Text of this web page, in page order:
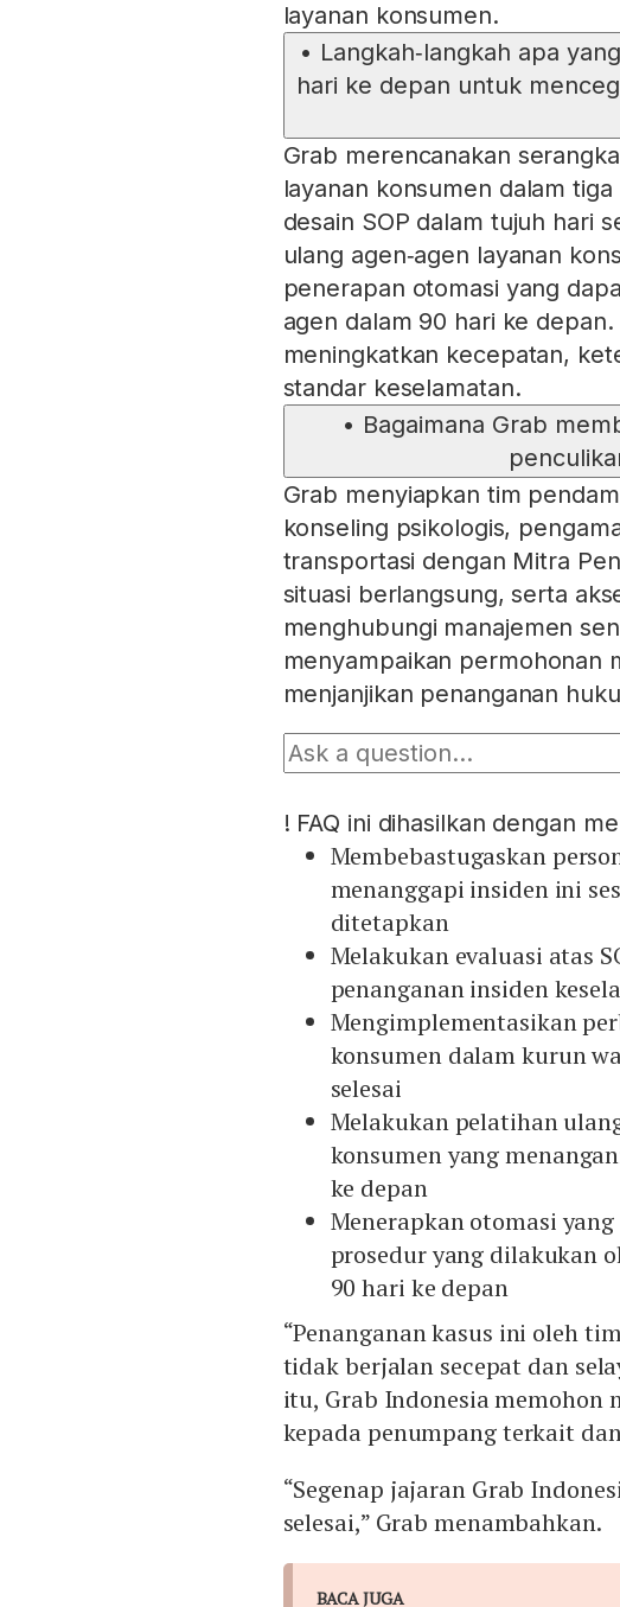
layanan konsumen.
• Langkah‑langkah apa
hari ke depan untuk
Grab merencanakan
layanan konsumen dalam
desain SOP dalam tujuh hari
ulang agen‑agen layanan
penerapan otomasi yang
agen dalam 90 hari ke
meningkatkan kecepatan,
standar keselamatan.
• Bagaimana Grab
Grab menyiapkan tim
konseling psikologis,
transportasi dengan Mitra
situasi berlangsung, serta
menghubungi manajemen
menyampaikan permohonan
menjanjikan penanganan
! FAQ ini dihasilkan dengan
Membebastugaskan
menanggapi insiden ini
ditetapkan
Melakukan evaluasi atas
penanganan insiden
Mengimplementasikan
konsumen dalam kurun
selesai
Melakukan pelatihan
konsumen yang
ke depan
Menerapkan otomasi
prosedur yang dilakukan
90 hari ke depan
“Penanganan kasus ini oleh
tidak berjalan secepat dan
itu, Grab Indonesia memohon
kepada penumpang terkait
“Segenap jajaran Grab
selesai,” Grab menambahkan.
BACA JUGA